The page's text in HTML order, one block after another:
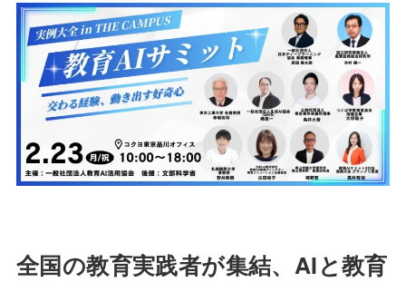
全国の教育実践者が集結、AIと教育